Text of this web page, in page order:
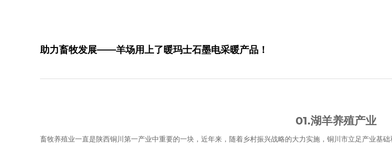
助力畜牧发展——羊场用上了暖玛士石墨电采暖产品！
01.湖羊养殖产业
畜牧养殖业一直是陕西铜川第一产业中重要的一块，近年来，随着乡村振兴战略的大力实施，铜川市立足产业基